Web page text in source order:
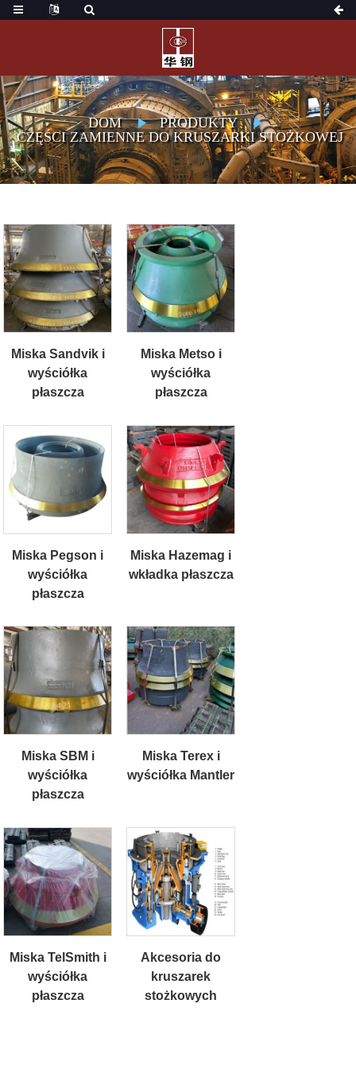
DOM
PRODUKTY
CZĘŚCI ZAMIENNE DO KRUSZARKI STOŻKOWEJ
Miska Sandvik i
wyściółka
płaszcza
Miska Metso i
wyściółka
płaszcza
Miska Pegson i
wyściółka
płaszcza
Miska Hazemag i
wkładka płaszcza
Miska SBM i
wyściółka
płaszcza
Miska Terex i
wyściółka Mantler
Miska TelSmith i
wyściółka
płaszcza
Akcesoria do
kruszarek
stożkowych